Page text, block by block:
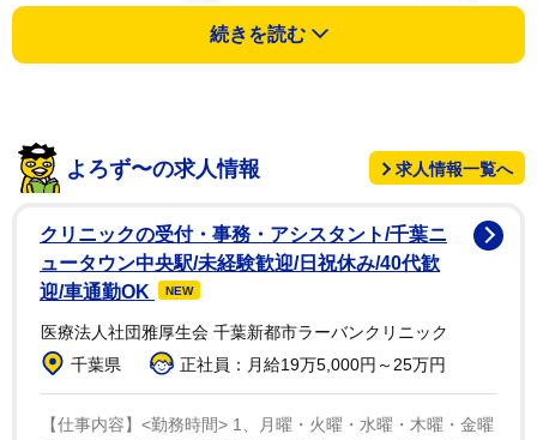
1/1
続きを読む
よろず〜の求人情報 求人情報一覧へ
クリニックの受付・事務・アシスタント/千葉ニ
ュータウン中央駅/未経験歓迎/日祝休み/40代歓
迎/車通勤OK
NEW
医療法人社団雅厚生会 千葉新都市ラーバンクリニック
千葉県
正社員：月給19万5,000円～25万円
【仕事内容】<勤務時間> 1、月曜・火曜・水曜・木曜・金曜